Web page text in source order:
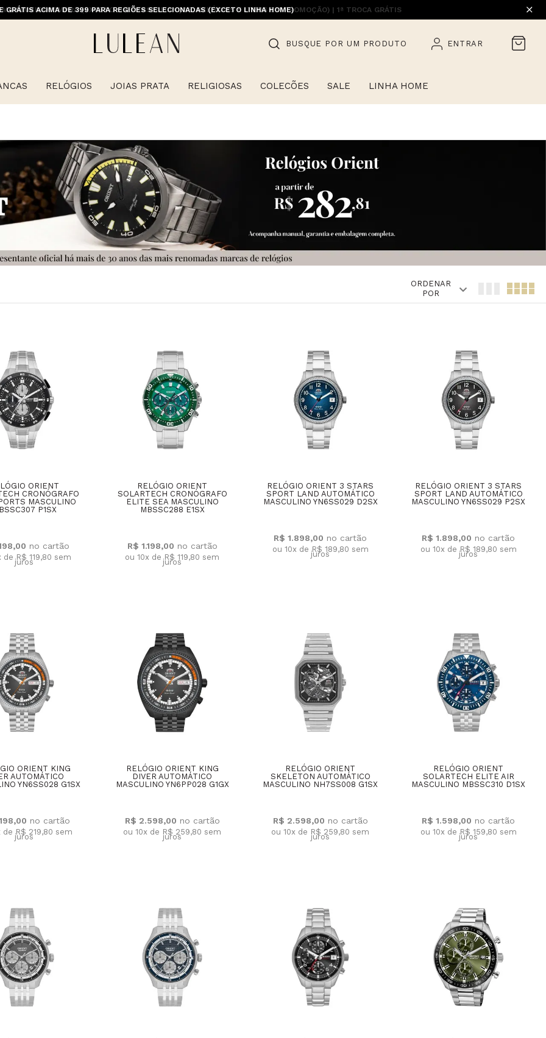
GRÁTIS ACIMA DE 399 PARA REGIÕES SELECIONADAS (EXCETO LINHA HOME)
BUSQUE POR UM PRODUTO ENTRAR
RELÓGIOS JOIAS PRATA RELIGIOSAS COLECÕES SALE LINHA HOME
ORDENAR
POR
ORIENT
CRONÓGRAFO
MASCULINO
P1SX
de R$ 119,80 sem
juros
RELÓGIO ORIENT
SOLARTECH CRONÓGRAFO
ELITE SEA MASCULINO
MBSSC288 E1SX
R$ 1.198,00
ou 10x de R$ 119,80 sem
juros
RELÓGIO ORIENT 3 STARS
SPORT LAND AUTOMÁTICO
MASCULINO YN6SS029 D2SX
R$ 1.898,00
ou 10x de R$ 189,80 sem
juros
RELÓGIO ORIENT 3 STARS
SPORT LAND AUTOMÁTICO
MASCULINO YN6SS029 P2SX
R$ 1.898,00
ou 10x de R$ 189,80 sem
juros
ORIENT KING
AUTOMÁTICO
YN6SS028 G1SX
de R$ 219,80 sem
juros
RELÓGIO ORIENT KING
DIVER AUTOMÁTICO
MASCULINO YN6PP028 G1GX
R$ 2.598,00
ou 10x de R$ 259,80 sem
juros
RELÓGIO ORIENT
SKELETON AUTOMÁTICO
MASCULINO NH7SS008 G1SX
R$ 2.598,00
ou 10x de R$ 259,80 sem
juros
RELÓGIO ORIENT
SOLARTECH ELITE AIR
MASCULINO MBSSC310 D1SX
R$ 1.598,00
ou 10x de R$ 159,80 sem
juros